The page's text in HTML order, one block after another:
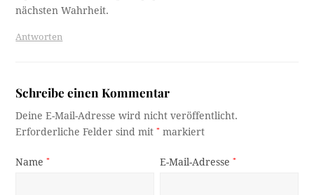
nächsten Wahrheit.
Antworten
Schreibe einen Kommentar
Deine E-Mail-Adresse wird nicht veröffentlicht.
Erforderliche Felder sind mit* markiert
Name* E-Mail-Adresse*